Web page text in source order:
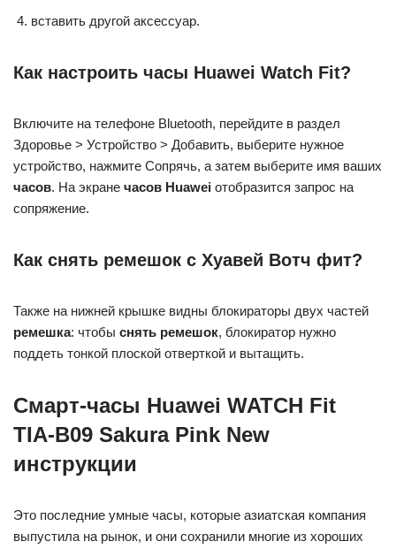
вставить другой аксессуар.
Как настроить часы Huawei Watch Fit?
Включите на телефоне Bluetooth, перейдите в раздел
Здоровье > Устройство > Добавить, выберите нужное
устройство, нажмите Сопрячь, а затем выберите имя ваших
часов. На экране часов Huawei отобразится запрос на
сопряжение.
Как снять ремешок с Хуавей Вотч фит?
Также на нижней крышке видны блокираторы двух частей
ремешка: чтобы снять ремешок, блокиратор нужно
поддеть тонкой плоской отверткой и вытащить.
Смарт-часы Huawei WATCH Fit
TIA-B09 Sakura Pink New
инструкции
Это последние умные часы, которые азиатская компания
выпустила на рынок, и они сохранили многие из хороших